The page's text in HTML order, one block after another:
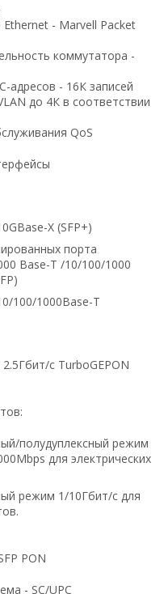
- Marvell Packet
коммутатора -
адресов - 16К записей
до 4К в соответствии
QoS
X (SFP+)
порта
Base-T /10/100/1000
100/1000Base-T
с TurboGEPON
полудуплексный режим
для электрических
режим 1/10Гбит/с для
PON
- SC/UPC